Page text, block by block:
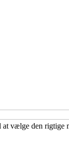
vælge den rigtige